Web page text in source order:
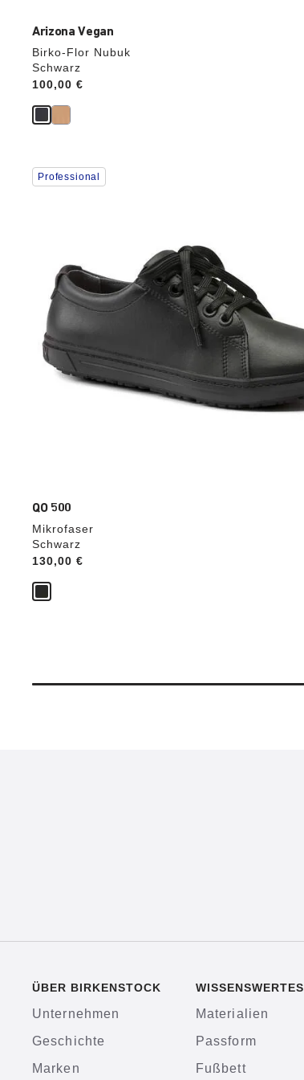
Arizona Vegan
Birko-Flor Nubuk
Schwarz
Price:
100,00 €
QO 500
Mikrofaser
Schwarz
Price:
130,00 €
Durch
Anklicken
aktualisiert.
Professional
ÜBER BIRKENSTOCK
Unternehmen
Geschichte
Marken
WISSENSWERTES
Materialien
Passform
Fußbett